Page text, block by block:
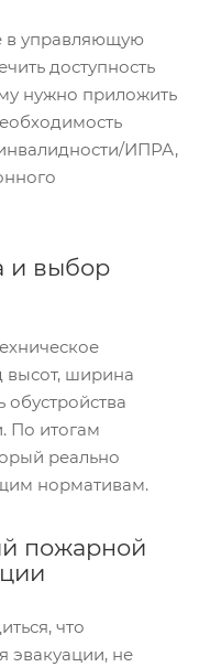
в управляющую
доступность
нужно приложить
ИПРА,
и выбор
высот, ширина
По итогам
реально
нормативам.
пожарной
что
эвакуации, не